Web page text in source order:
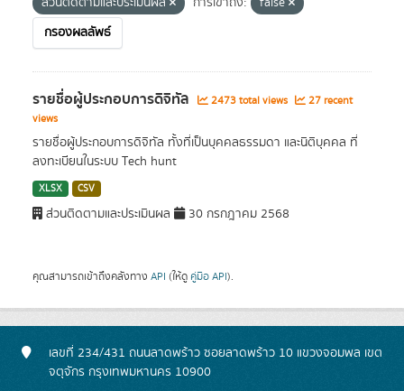
กรองผลลัพธ์
รายชื่อผู้ประกอบการดิจิทัล 2473 total views
27 recent
views
รายชื่อผู้ประกอบการดิจิทัล ทั้งที่เป็นบุคคลธรรมดา และนิติบุคคล ที่
ลงทะเบียนในระบบ Tech hunt
XLSX CSV
ส่วนติดตามและประเมินผล 30 กรกฎาคม 2568
คุณสามารถเข้าถึงคลังทาง API (ให้ดู คู่มือ API).
เลขที่ 234/431 ถนนลาดพร้าว ซอยลาดพร้าว 10 แขวงจอมพล เขต
จตุจักร กรุงเทพมหานคร 10900